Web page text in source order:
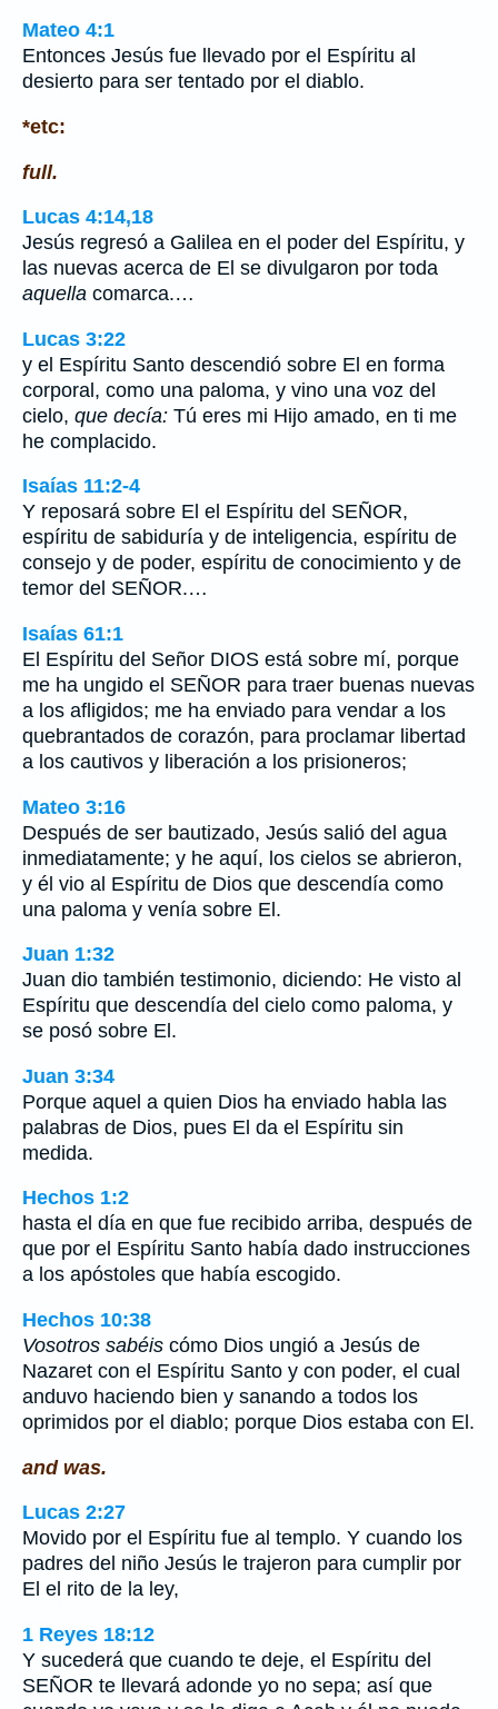
Mateo 4:1
Entonces Jesús fue llevado por el Espíritu al
desierto para ser tentado por el diablo.
*etc:
full.
Lucas 4:14,18
Jesús regresó a Galilea en el poder del Espíritu, y
las nuevas acerca de El se divulgaron por toda
aquella comarca.…
Lucas 3:22
y el Espíritu Santo descendió sobre El en forma
corporal, como una paloma, y vino una voz del
cielo, que decía: Tú eres mi Hijo amado, en ti me
he complacido.
Isaías 11:2-4
Y reposará sobre El el Espíritu del SEÑOR,
espíritu de sabiduría y de inteligencia, espíritu de
consejo y de poder, espíritu de conocimiento y de
temor del SEÑOR.…
Isaías 61:1
El Espíritu del Señor DIOS está sobre mí, porque
me ha ungido el SEÑOR para traer buenas nuevas
a los afligidos; me ha enviado para vendar a los
quebrantados de corazón, para proclamar libertad
a los cautivos y liberación a los prisioneros;
Mateo 3:16
Después de ser bautizado, Jesús salió del agua
inmediatamente; y he aquí, los cielos se abrieron,
y él vio al Espíritu de Dios que descendía como
una paloma y venía sobre El.
Juan 1:32
Juan dio también testimonio, diciendo: He visto al
Espíritu que descendía del cielo como paloma, y
se posó sobre El.
Juan 3:34
Porque aquel a quien Dios ha enviado habla las
palabras de Dios, pues El da el Espíritu sin
medida.
Hechos 1:2
hasta el día en que fue recibido arriba, después de
que por el Espíritu Santo había dado instrucciones
a los apóstoles que había escogido.
Hechos 10:38
Vosotros sabéis cómo Dios ungió a Jesús de
Nazaret con el Espíritu Santo y con poder, el cual
anduvo haciendo bien y sanando a todos los
oprimidos por el diablo; porque Dios estaba con El.
and was.
Lucas 2:27
Movido por el Espíritu fue al templo. Y cuando los
padres del niño Jesús le trajeron para cumplir por
El el rito de la ley,
1 Reyes 18:12
Y sucederá que cuando te deje, el Espíritu del
SEÑOR te llevará adonde yo no sepa; así que